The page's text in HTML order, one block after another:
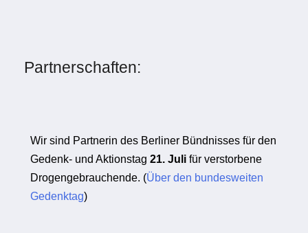
Partnerschaften:
Wir sind Partnerin des Berliner Bündnisses für den
Gedenk- und Aktionstag 21. Juli für verstorbene
Drogengebrauchende. (Über den bundesweiten
Gedenktag)